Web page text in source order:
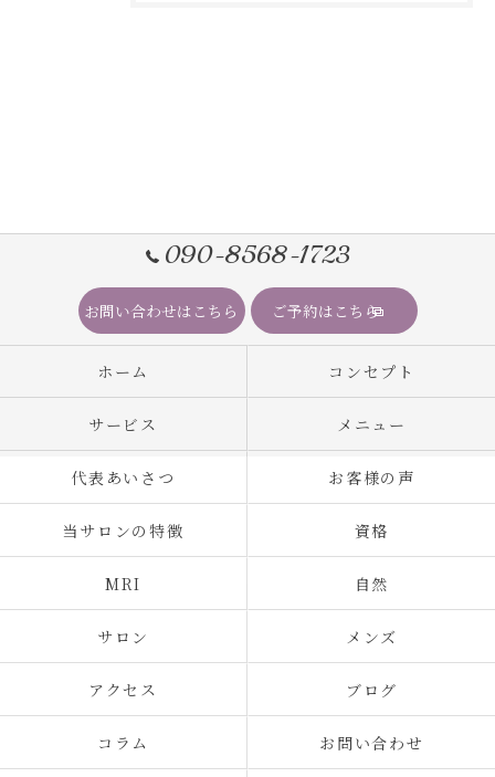
090-8568-1723
お問い合わせはこちら ご予約はこちら
ホーム コンセプト
サービス メニュー
代表あいさつ お客様の声
当サロンの特徴 資格
MRI 自然
サロン メンズ
アクセス ブログ
コラム お問い合わせ